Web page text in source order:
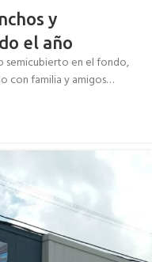
y
el año
semicubierto en el fondo,
con familia y amigos…